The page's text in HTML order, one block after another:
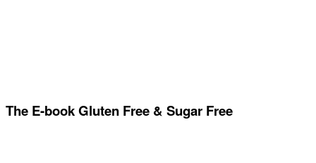
The E-book Gluten Free & Sugar Free